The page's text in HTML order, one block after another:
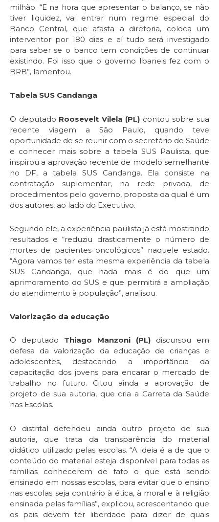
milhão. “E na hora que apresentar o balanço, se não
tiver liquidez, vai entrar num regime especial do
Banco Central, que afasta a diretoria, coloca um
interventor por 180 dias e aí tudo será investigado
para saber se o banco tem condições de continuar
existindo. Foi isso que o governo Ibaneis fez com o
BRB”, lamentou.
Tabela SUS Candanga
O deputado Roosevelt Vilela (PL) contou sobre sua
recente viagem a São Paulo, quando teve
oportunidade de se reunir com o secretário de Saúde
e conhecer mais sobre a tabela SUS Paulista, que
inspirou a aprovação recente de modelo semelhante
no DF, a tabela SUS Candanga. Ela consiste na
contratação suplementar, na rede privada, de
procedimentos pelo governo, proposta da qual é um
dos autores, ao lado do Executivo.
Segundo ele, a experiência paulista já está mostrando
resultados e “reduziu drasticamente o número de
mortes de pacientes oncológicos” naquele estado.
“Agora vamos ter esta mesma experiência da tabela
SUS Candanga, que nada mais é do que um
aprimoramento do SUS e que permitirá a ampliação
do atendimento à população”, analisou.
Valorização da educação
O deputado Thiago Manzoni (PL) discursou em
defesa da valorização da educação de crianças e
adolescentes, destacando a importância da
capacitação dos jovens para encarar o mercado de
trabalho no futuro. Citou ainda a aprovação de
projeto de sua autoria, que cria a Carreta da Saúde
nas Escolas.
O distrital defendeu ainda outro projeto de sua
autoria, que trata da transparência do material
didático utilizado pelas escolas. “A ideia é a de que o
conteúdo do material esteja disponível para todas as
famílias conhecerem de fato o que está sendo
ensinado em nossas escolas, para evitar que o ensino
nas escolas seja contrário à ética, à moral e à religião
ensinada pelas famílias”, explicou, acrescentando que
os pais devem ter liberdade para dizer de quais